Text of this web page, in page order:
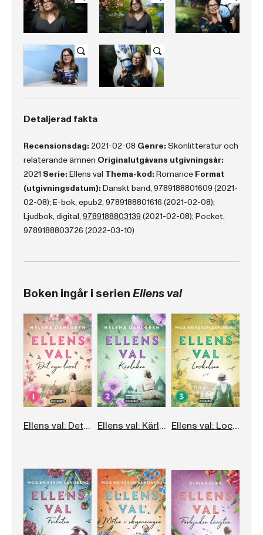
Detaljerad fakta
Recensionsdag: 2021-02-08 Genre: Skönlitteratur och
relaterande ämnen Originalutgåvans utgivningsår:
2021 Serie: Ellens val Thema-kod: Romance Format
(utgivningsdatum): Danskt band, 9789188801609 (2021-
02-08); E-bok, epub2, 9789188801616 (2021-02-08);
Ljudbok, digital, 9789188803139 (2021-02-08); Pocket,
9789188803726 (2022-03-10)
Boken ingår i serienEllens val
Ellens val: Det nya livet Ellens val: Kärleken Ellens val: Lockelsen